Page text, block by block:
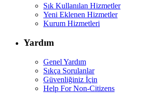
Sık Kullanılan Hizmetler
Yeni Eklenen Hizmetler
Kurum Hizmetleri
Yardım
Genel Yardım
Sıkça Sorulanlar
Güvenliğiniz İçin
Help For Non-Citizens